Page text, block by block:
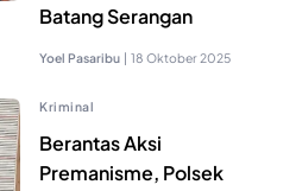
Batang Serangan
Yoel Pasaribu | 18 Oktober 2025
Kriminal
Berantas Aksi
Premanisme, Polsek